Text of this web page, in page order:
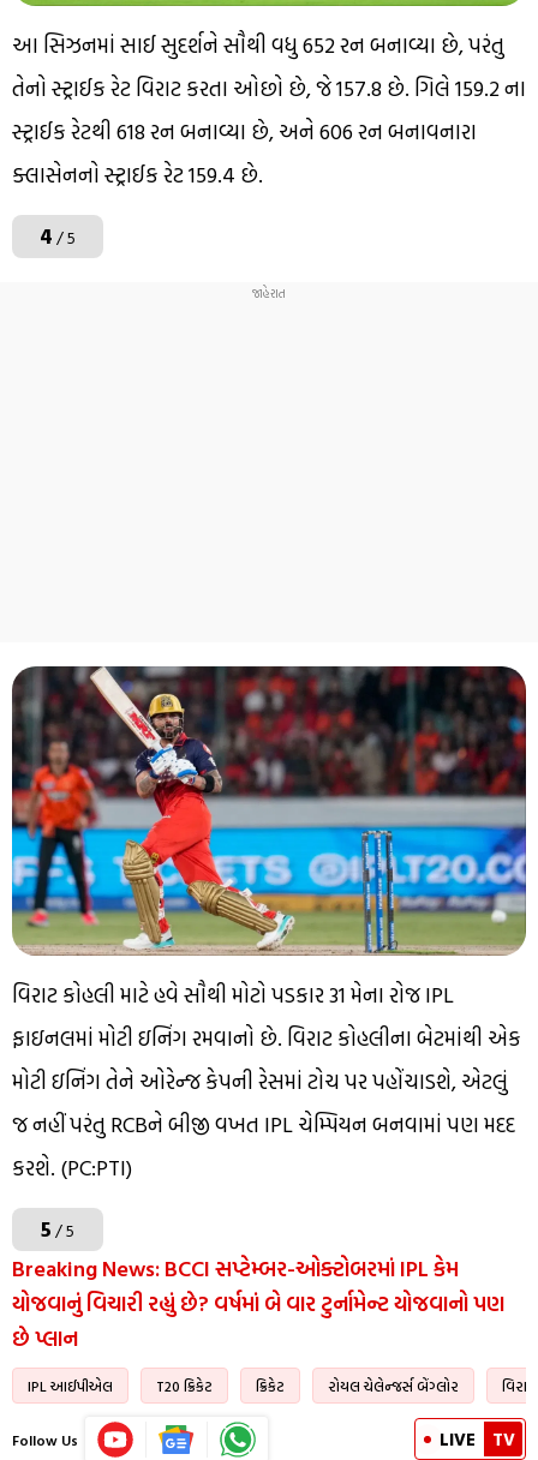
આ સિઝનમાં સાઈ સુદર્શને સૌથી વધુ 652 રન બનાવ્યા છે, પરંતુ
તેનો સ્ટ્રાઈક રેટ વિરાટ કરતા ઓછો છે, જે 157.8 છે. ગિલે 159.2 ના
સ્ટ્રાઈક રેટથી 618 રન બનાવ્યા છે, અને 606 રન બનાવનારા
ક્લાસેનનો સ્ટ્રાઈક રેટ 159.4 છે.
4/ 5
વિરાટ કોહલી માટે હવે સૌથી મોટો પડકાર 31 મેના રોજ IPL
ફાઇનલમાં મોટી ઇનિંગ રમવાનો છે. વિરાટ કોહલીના બેટમાંથી એક
મોટી ઇનિંગ તેને ઓરેન્જ કેપની રેસમાં ટોચ પર પહોંચાડશે, એટલું
જ નહીં પરંતુ RCBને બીજી વખત IPL ચેમ્પિયન બનવામાં પણ મદદ
કરશે. (PC:PTI)
5/ 5
Breaking News: BCCI સપ્ટેમ્બર-ઓક્ટોબરમાં IPL કેમ
યોજવાનું વિચારી રહ્યું છે? વર્ષમાં બે વાર ટુર્નામેન્ટ યોજવાનો પણ
છે પ્લાન
IPL આઈપીએલ T20 ક્રિકેટ ક્રિકેટ રોયલ ચેલેન્જર્સ બેંગ્લોર
Follow Us LIVE TV